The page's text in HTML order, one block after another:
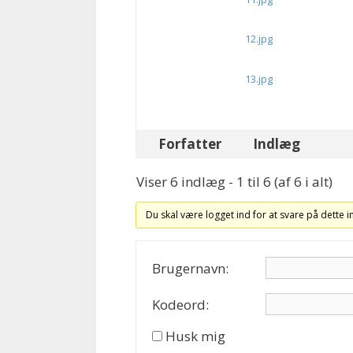
12.jpg
13.jpg
Forfatter Indlæg
Viser 6 indlæg - 1 til 6 (af 6 i alt)
Du skal være logget ind for at svare på dette
Brugernavn:
Kodeord:
Husk mig